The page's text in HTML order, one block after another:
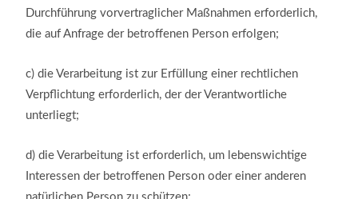
Durchführung vorvertraglicher Maßnahmen erforderlich,
die auf Anfrage der betroffenen Person erfolgen;
c) die Verarbeitung ist zur Erfüllung einer rechtlichen
Verpflichtung erforderlich, der der Verantwortliche
unterliegt;
d) die Verarbeitung ist erforderlich, um lebenswichtige
Interessen der betroffenen Person oder einer anderen